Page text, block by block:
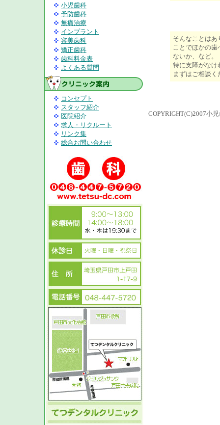
小児歯科
予防歯科
無痛治療
インプラント
審美歯科
矯正歯科
歯科料金表
よくある質問
コンセプト
スタッフ紹介
医院紹介
求人・リクルート
リンク集
総合お問い合わせ
そんなことは
ことでほかの
ないか、など。
特に支障がなけ
まずはご相談く
COPYRIGHT(C)2007小